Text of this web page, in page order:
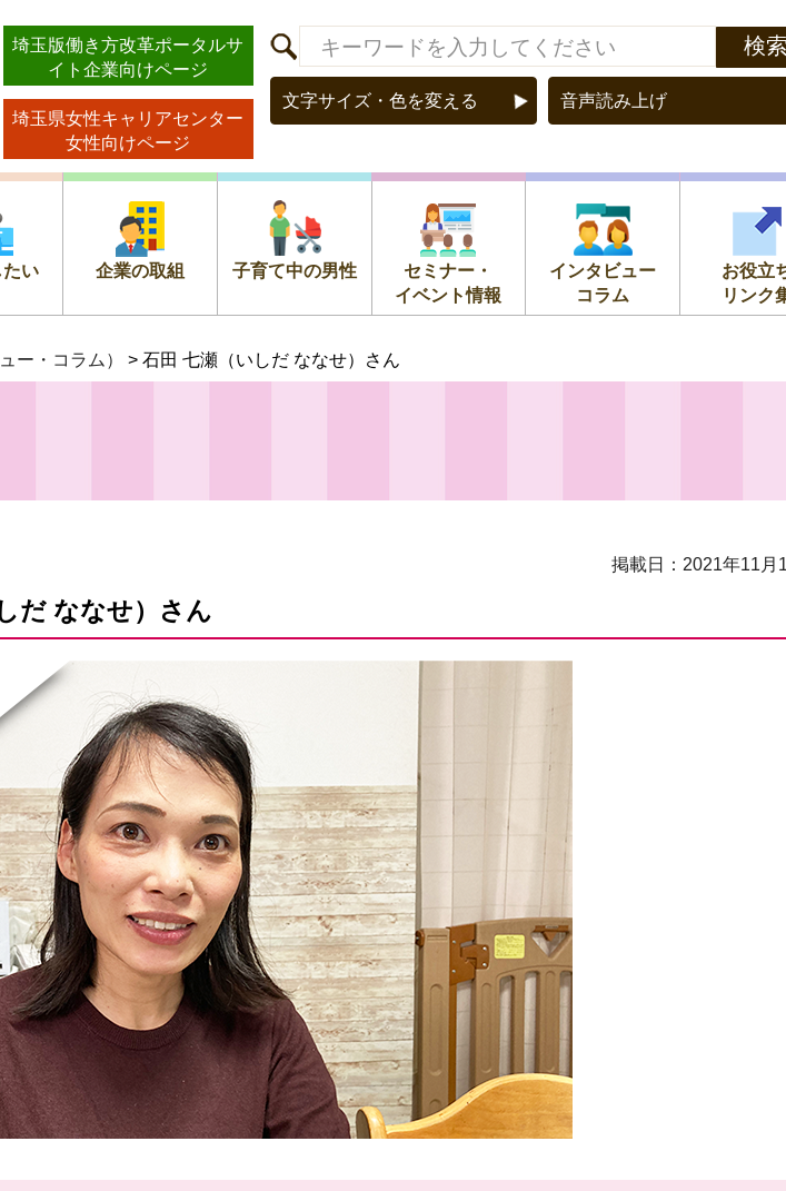
埼玉版働き方改革ポータルサ
イト企業向けページ
埼玉県女性キャリアセンター
女性向けページ
文字サイズ・色を変える 音声読み上げ
い 企業の取組 子育て中の男性
セミナー・
イベント情報
インタビュー
コラム
お役立
リンク
ー・コラム） > 石田 七瀬（いしだ ななせ）さん
掲載日：2021年11月
だ ななせ）さん